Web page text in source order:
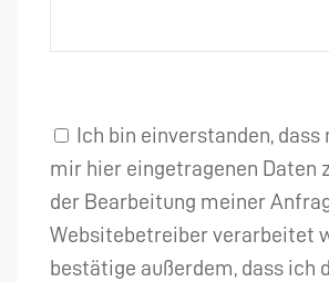
Ich bin einverstanden, dass
mir hier eingetragenen Daten
der Bearbeitung meiner
Websitebetreiber verarbeitet
bestätige außerdem, dass ich